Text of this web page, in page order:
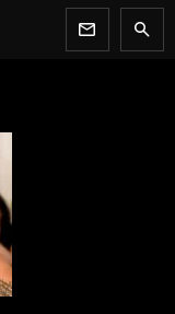
newsletter search